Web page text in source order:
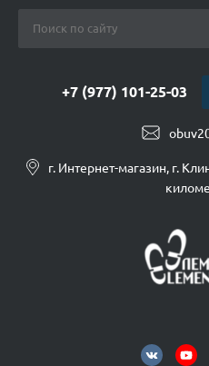
+7 (977) 101-25-03
г. Интернет-магазин, г.